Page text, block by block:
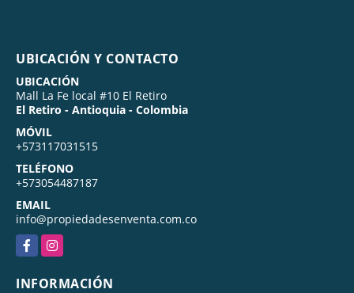
UBICACIÓN Y CONTACTO
UBICACIÓN
Mall La Fe local #10 El Retiro
El Retiro - Antioquia - Colombia
MÓVIL
+573117031515
TELÉFONO
+573054487187
EMAIL
info@propiedadesenventa.com.co
FacebookInstagram
INFORMACIÓN